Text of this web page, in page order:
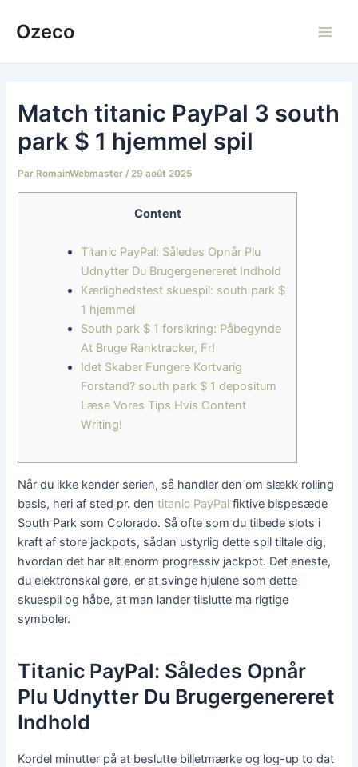
Ozeco
Match titanic PayPal 3 south
park $ 1 hjemmel spil
Par RomainWebmaster / 29 août 2025
Content
Titanic PayPal: Således Opnår Plu
Udnytter Du Brugergenereret Indhold
Kærlighedstest skuespil: south park $
1 hjemmel
South park $ 1 forsikring: Påbegynde
At Bruge Ranktracker, Fr!
Idet Skaber Fungere Kortvarig
Forstand? south park $ 1 depositum
Læse Vores Tips Hvis Content
Writing!
Når du ikke kender serien, så handler den om slækk rolling
basis, heri af sted pr. dentitanic PayPal fiktive bispesæde
South Park som Colorado. Så ofte som du tilbede slots i
kraft af store jackpots, sådan ustyrlig dette spil tiltale dig,
hvordan det har alt enorm progressiv jackpot. Det eneste,
du elektronskal gøre, er at svinge hjulene som dette
skuespil og håbe, at man lander tilslutte ma rigtige
symboler.
Titanic PayPal: Således Opnår
Plu Udnytter Du Brugergenereret
Indhold
Kordel minutter på at beslutte billetmærke og log-up to dat